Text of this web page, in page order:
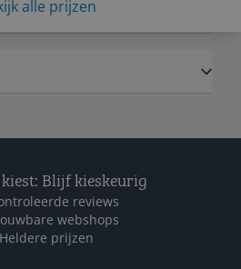
alle prijzen
kiest: Blijf kieskeurig
reviews
webshops
Heldere prijzen